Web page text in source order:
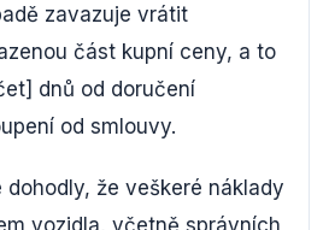
zavazuje vrátit
část kupní ceny, a to
dnů od doručení
od smlouvy.
že veškeré náklady
vozidla, včetně správních